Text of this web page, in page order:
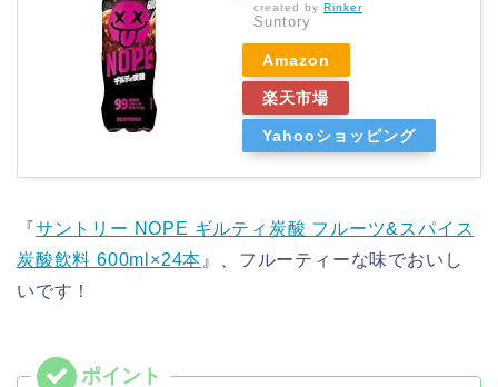
created by Rinker
Suntory
Amazon
楽天市場
Yahooショッピング
『サントリー NOPE ギルティ炭酸 フルーツ&スパイス
炭酸飲料 600ml×24本 』、フルーティーな味でおいし
いです！